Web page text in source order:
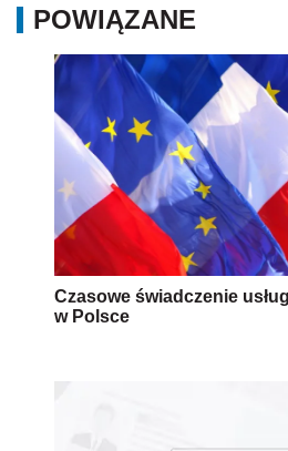
POWIĄZANE
Czasowe świadczenie
w Polsce